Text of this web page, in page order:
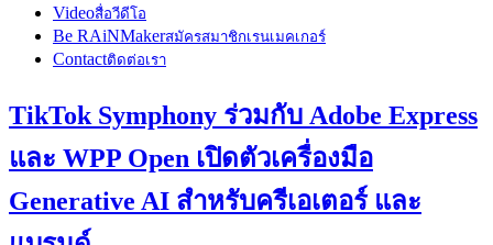
Videoสื่อวีดีโอ
Be RAiNMakerสมัครสมาชิกเรนเมคเกอร์
Contactติดต่อเรา
TikTok Symphony ร่วมกับ Adobe Express
และ WPP Open เปิดตัวเครื่องมือ
Generative AI สำหรับครีเอเตอร์ และ